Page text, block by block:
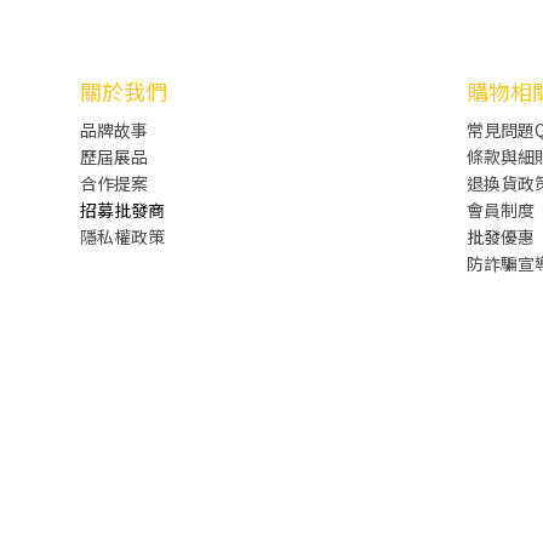
關於我們
品牌故事
歷屆展品
合作提案
招募批發商
隱私權政策
購物相
常見問題
條款與細
退換貨政
會員制度
批發優惠
防詐騙宣